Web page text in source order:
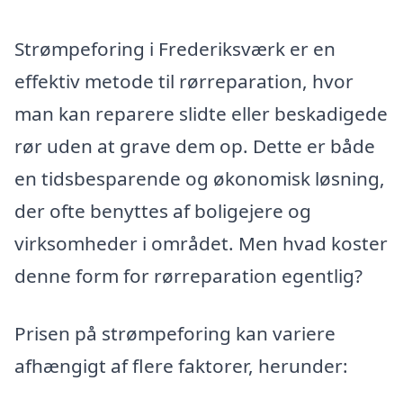
Strømpeforing i Frederiksværk er en
effektiv metode til rørreparation, hvor
man kan reparere slidte eller beskadigede
rør uden at grave dem op. Dette er både
en tidsbesparende og økonomisk løsning,
der ofte benyttes af boligejere og
virksomheder i området. Men hvad koster
denne form for rørreparation egentlig?
Prisen på strømpeforing kan variere
afhængigt af flere faktorer, herunder: